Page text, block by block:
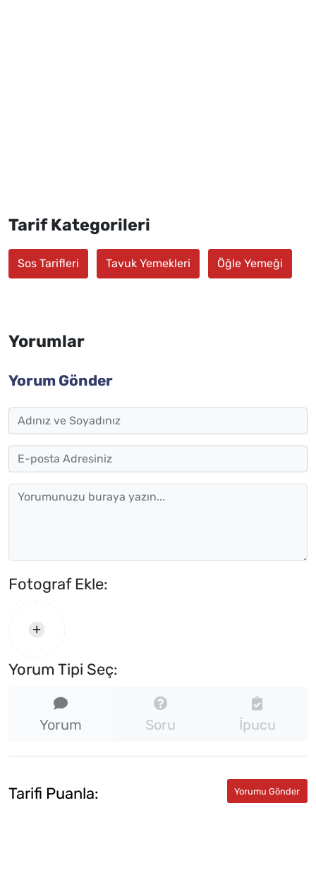
Tarif Kategorileri
Sos Tarifleri Tavuk Yemekleri Öğle Yemeği
Yorumlar
Yorum Gönder
Fotograf Ekle:
Yorum Tipi Seç:
Yorum Soru İpucu
Tarifi Puanla: